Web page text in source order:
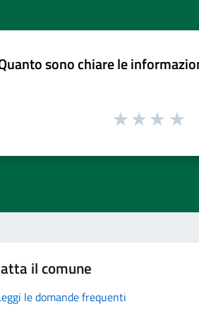
sono chiare le
il comune
le domande frequenti